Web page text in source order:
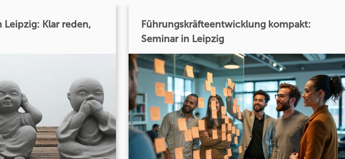
Leipzig: Klar reden,
Führungskräfteentwicklung kompakt:
Seminar in Leipzig